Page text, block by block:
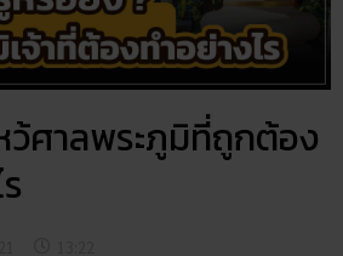
ว้ศาลพระภูมิที่ถูกต้อง